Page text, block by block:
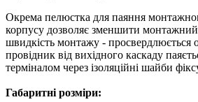
Окрема пелюстка для паяння
корпусу дозволяє зменшити монтажний
швидкість монтажу - просвердлюється
провідник від вихідного каскаду
терміналом через ізоляційні шайби
Габаритні розміри: